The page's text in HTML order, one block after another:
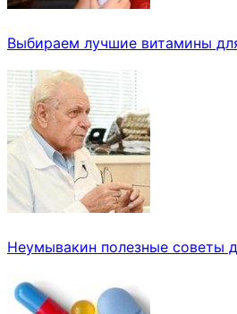
Выбираем лучшие витамины
Неумывакин полезные советы